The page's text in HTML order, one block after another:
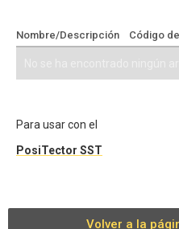
Nombre/Descripción Código
Para usar con el
PosiTector SST
Volver a la